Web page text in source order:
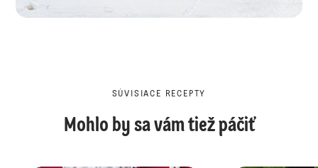
SÚVISIACE RECEPTY
Mohlo by sa vám tiež páčiť